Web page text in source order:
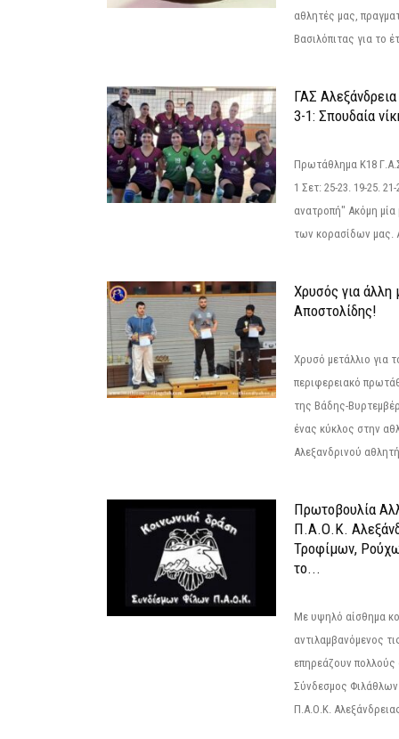
αθλητές μας,
Βασιλόπιτας για το
ΓΑΣ
3-1: Σπουδαία
Πρωτάθλημα Κ18
1 Σετ: 25-23. 19-25.
ανατροπή" Ακόμη μία
των κορασίδων μας.
Χρυσός για άλλη
Αποστολίδης!
Χρυσό μετάλλιο για
περιφερειακό
της Βάδης-
ένας κύκλος στην
Αλεξανδρινού
Πρωτοβουλία
Π.Α.Ο.Κ.
Τροφίμων,
το...
Με υψηλό αίσθημα
αντιλαμβανόμενος
επηρεάζουν πολλούς
Σύνδεσμος
Π.Α.Ο.Κ.